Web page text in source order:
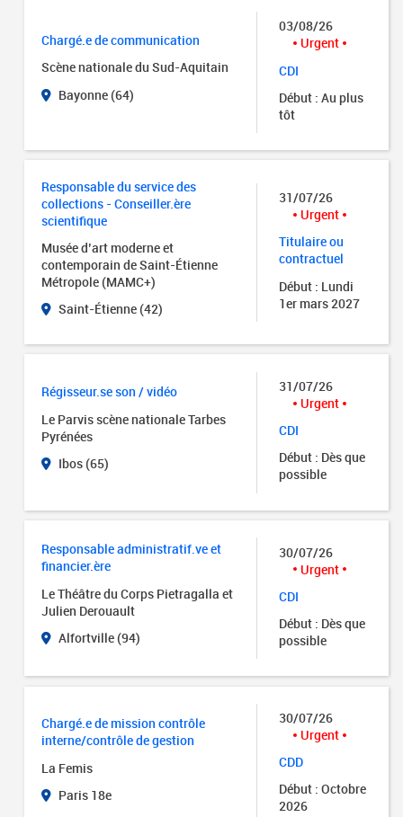
Chargé.e de communication
Scène nationale du Sud-Aquitain
Bayonne (64)
03/08/26
Urgent
CDI
Début : Au plus
tôt
Responsable du service des
collections - Conseiller.ère
scientifique
Musée d’art moderne et
contemporain de Saint-Étienne
Métropole (MAMC+)
Saint-Étienne (42)
31/07/26
Urgent
Titulaire ou
contractuel
Début : Lundi
1er mars 2027
Régisseur.se son / vidéo
Le Parvis scène nationale Tarbes
Pyrénées
Ibos (65)
31/07/26
Urgent
CDI
Début : Dès que
possible
Responsable administratif.ve et
financier.ère
Le Théâtre du Corps Pietragalla et
Julien Derouault
Alfortville (94)
30/07/26
Urgent
CDI
Début : Dès que
possible
Chargé.e de mission contrôle
interne/contrôle de gestion
La Femis
Paris 18e
30/07/26
Urgent
CDD
Début : Octobre
2026